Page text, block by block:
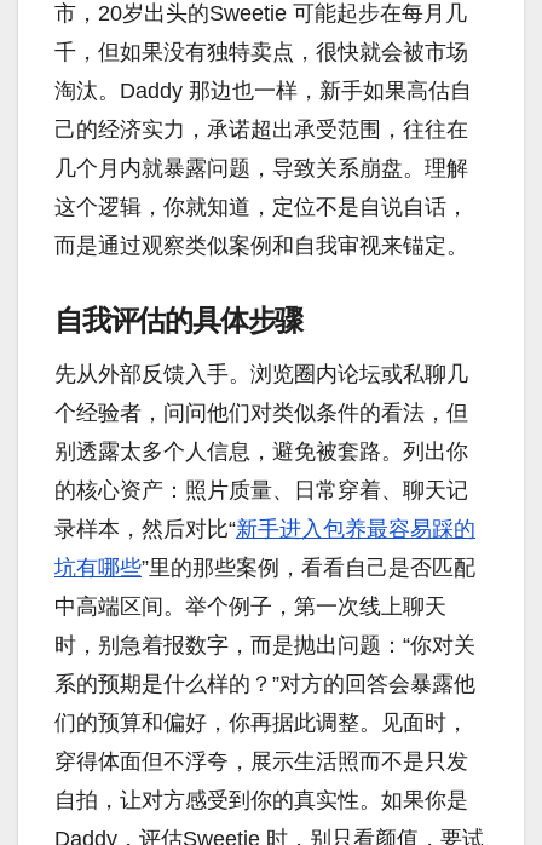
市，20岁出头的Sweetie 可能起步在每月几
千，但如果没有独特卖点，很快就会被市场
淘汰。Daddy 那边也一样，新手如果高估自
己的经济实力，承诺超出承受范围，往往在
几个月内就暴露问题，导致关系崩盘。理解
这个逻辑，你就知道，定位不是自说自话，
而是通过观察类似案例和自我审视来锚定。
自我评估的具体步骤
先从外部反馈入手。浏览圈内论坛或私聊几
个经验者，问问他们对类似条件的看法，但
别透露太多个人信息，避免被套路。列出你
的核心资产：照片质量、日常穿着、聊天记
录样本，然后对比“新手进入包养最容易踩的
坑有哪些”里的那些案例，看看自己是否匹配
中高端区间。举个例子，第一次线上聊天
时，别急着报数字，而是抛出问题：“你对关
系的预期是什么样的？”对方的回答会暴露他
们的预算和偏好，你再据此调整。见面时，
穿得体面但不浮夸，展示生活照而不是只发
自拍，让对方感受到你的真实性。如果你是
Daddy，评估Sweetie 时，别只看颜值，要试